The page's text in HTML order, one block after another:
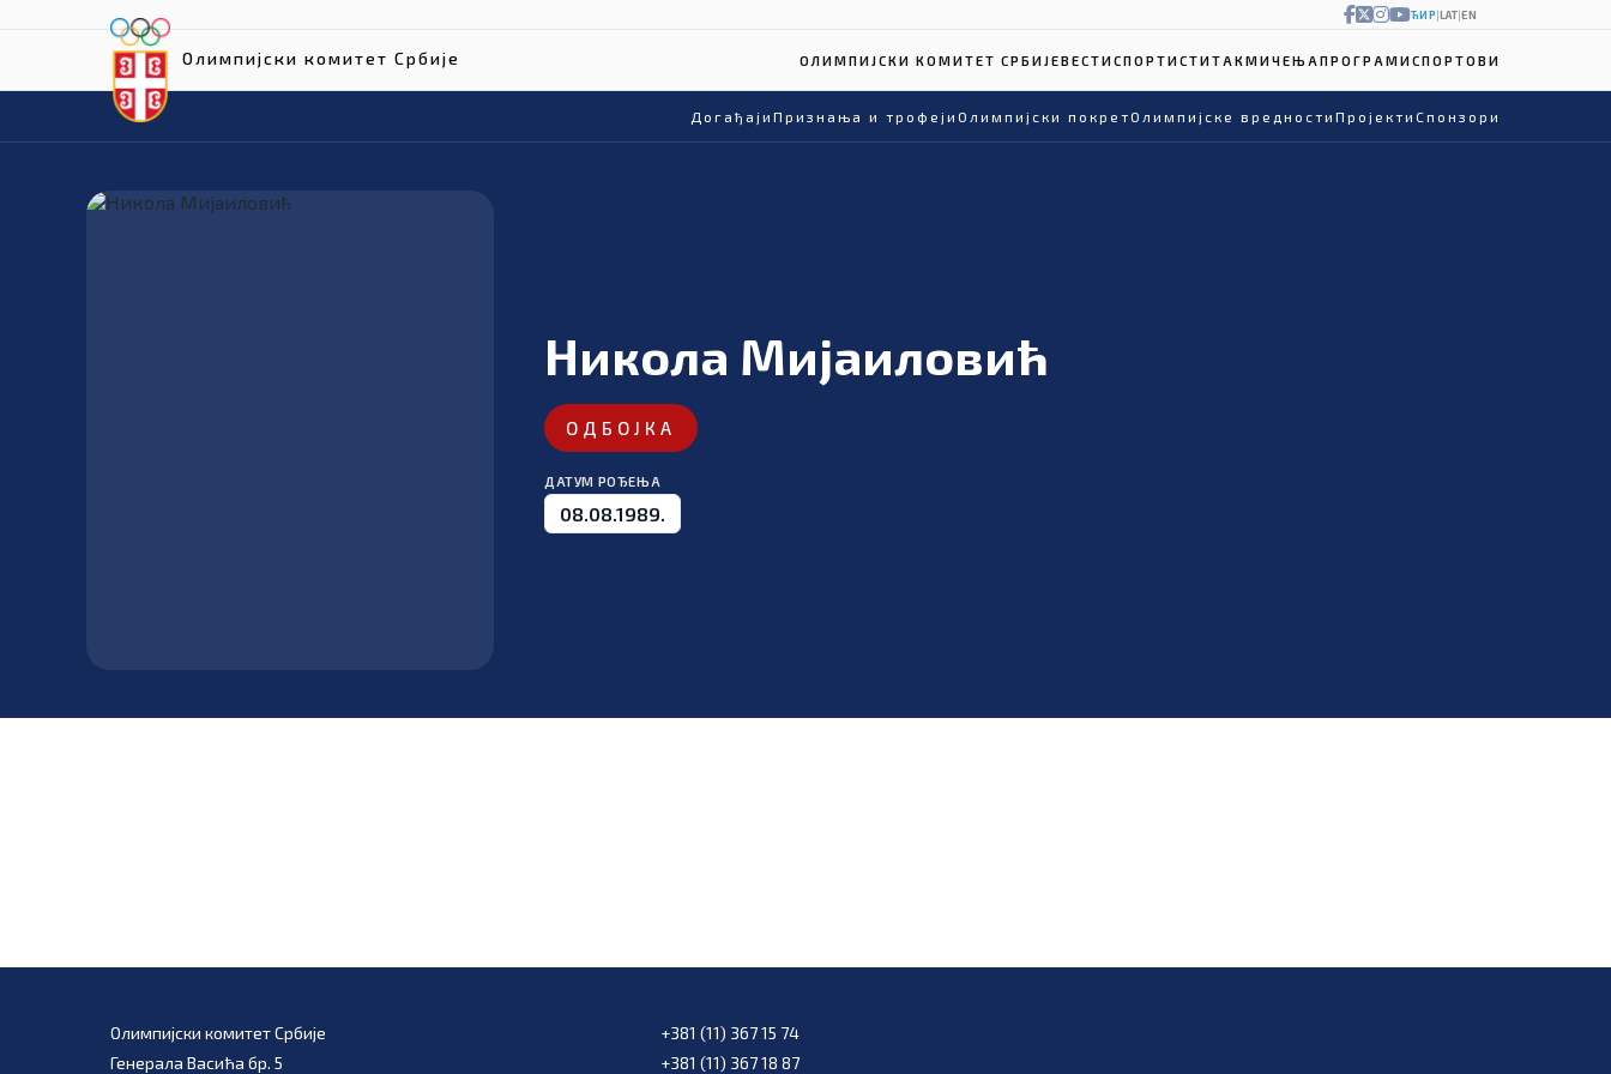
Олимпијски комитет Србије
ЋИР|LAT|EN
ОЛИМПИЈСКИ КОМИТЕТ СРБИЈЕВЕСТИ СПОРТИСТИ ТАКМИЧЕЊА ПРОГРАМИ СПОРТОВИ
Догађаји Признања и трофеји Олимпијски покретОлимпијске вредности Пројекти Спонзори
Никола Мијаиловић
ОДБОЈКА
ДАТУМ РОЂЕЊА
08.08.1989.
Олимпијски комитет Србије
Генерала Васића бр. 5
+381 (11) 367 15 74
+381 (11) 367 18 87